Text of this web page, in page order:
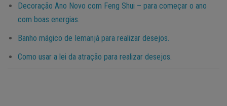
Decoração Ano Novo com Feng Shui – para começar o ano
com boas energias.
Banho mágico de Iemanjá para realizar desejos.
Como usar a lei da atração para realizar desejos.